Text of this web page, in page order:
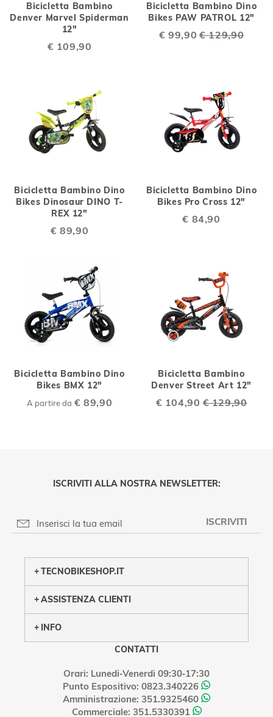
Bicicletta Bambino
Denver Marvel Spiderman
12"
€ 109,90
Bicicletta Bambino Dino
Bikes PAW PATROL 12"
Special
€ 99,90 € 129,90
Bicicletta Bambino Dino
Bikes Dinosaur DINO T-
REX 12"
€ 89,90
Bicicletta Bambino Dino
Bikes Pro Cross 12"
€ 84,90
Bicicletta Bambino Dino
Bikes BMX 12"
A partire da € 89,90
Bicicletta Bambino
Denver Street Art 12"
Special
€ 104,90 € 129,90
ISCRIVITI ALLA NOSTRA NEWSLETTER:
PRIVACY POLICY
ISCRIVITI
TECNOBIKESHOP.IT
ASSISTENZA CLIENTI
INFO
CONTATTI
Orari: Lunedi‑Venerdi 09:30‑17:30
Punto Espositivo: 0823.340226
Amministrazione: 351.9325460
Commerciale: 351.5330391